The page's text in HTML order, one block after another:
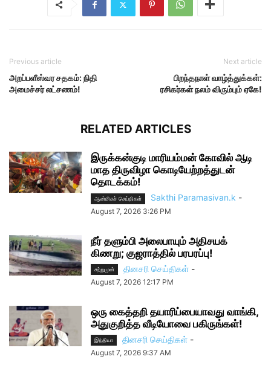
Previous article
அறப்பளீஸ்வர சதகம்: நிதி
அமைச்சர் லட்சணம்!
Next article
பிறந்தநாள் வாழ்த்துக்கள்:
ரசிகர்கள் நலம் விரும்பும் ஏகே!
RELATED ARTICLES
இருக்கன்குடி மாரியம்மன் கோவில் ஆடி
மாத திருவிழா கொடியேற்றத்துடன்
தொடக்கம்!
ஆன்மிகச் செய்திகள் Sakthi Paramasivan.k -
August 7, 2026 3:26 PM
நீர் தளும்பி அலைபாயும் அதிசயக்
கிணறு; குஜராத்தில் பரபரப்பு!
சற்றுமுன் தினசரி செய்திகள் -
August 7, 2026 12:17 PM
ஒரு கைத்தறி தயாரிப்பையாவது வாங்கி,
அதுகுறித்த வீடியோவை பகிருங்கள்!
இந்தியா தினசரி செய்திகள் -
August 7, 2026 9:37 AM